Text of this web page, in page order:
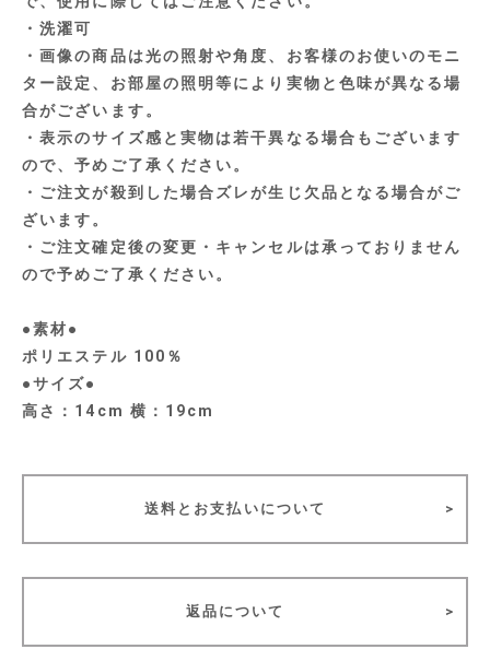
・洗濯可
・画像の商品は光の照射や角度、お客様のお使いのモニ
ター設定、お部屋の照明等により実物と色味が異なる場
合がございます。
・表示のサイズ感と実物は若干異なる場合もございます
ので、予めご了承ください。
・ご注文が殺到した場合ズレが生じ欠品となる場合がご
ざいます。
・ご注文確定後の変更・キャンセルは承っておりません
ので予めご了承ください。
●素材●
ポリエステル 100％
●サイズ●
高さ：14cm 横：19cm
送料とお支払いについて
返品について